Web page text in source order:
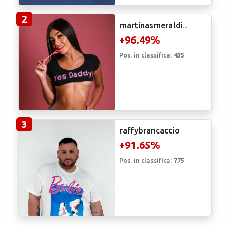
2
martinasmeraldi...
+96.49%
Pos. in classifica:
3
raffybrancaccio
+91.65%
Pos. in classifica: